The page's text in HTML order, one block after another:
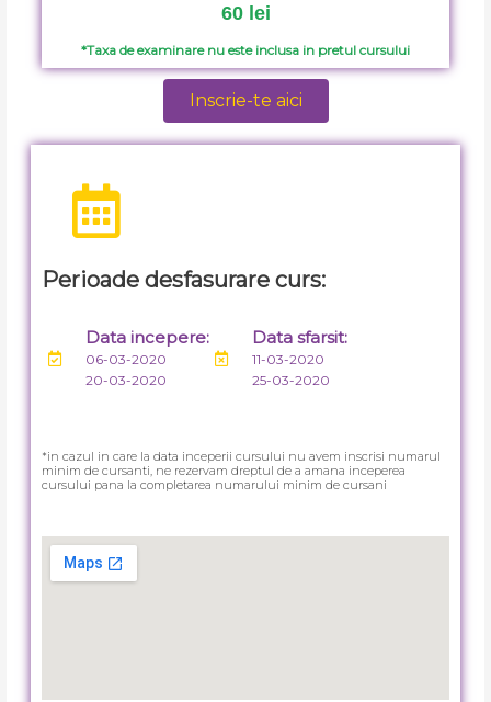
60 lei
*Taxa de examinare nu este inclusa in pretul cursului
Inscrie-te aici
Perioade desfasurare curs:
Data incepere:
06-03-2020
20-03-2020
Data sfarsit:
11-03-2020
25-03-2020
*in cazul in care la data inceperii cursului nu avem inscrisi numarul
minim de cursanti, ne rezervam dreptul de a amana inceperea
cursului pana la completarea numarului minim de cursani